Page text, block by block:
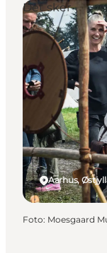
Aarhus,
Det sker
Foto: Moesgaard